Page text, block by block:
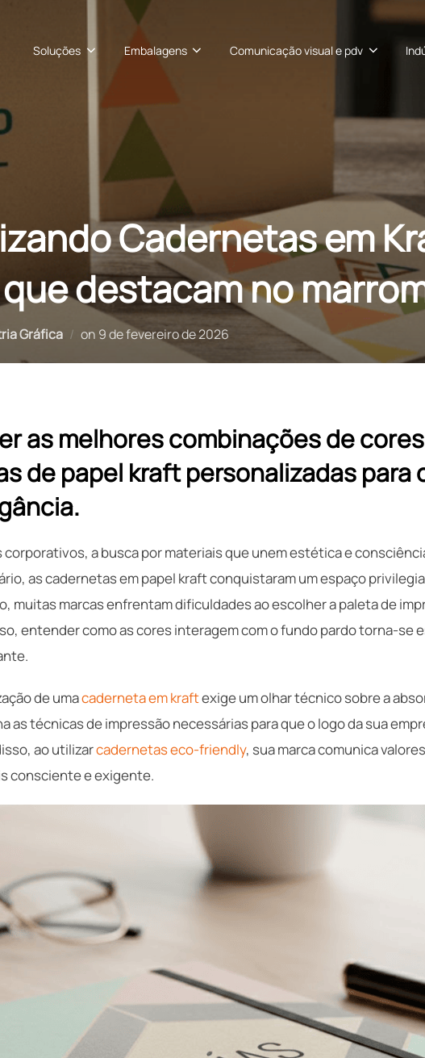
Soluções Embalagens Comunicação visual e pdv
Cadernetas em
destacam no
Gráfica on Postado
9 de fevereiro de 2026
as melhores combinações de
de papel kraft personalizadas
a busca por materiais que unem estética e
as cadernetas em papel kraft conquistaram um espaço
muitas marcas enfrentam dificuldades ao escolher a paleta de
entender como as cores interagem com o fundo pardo torna-se
de umacaderneta em kraftexige um olhar técnico sobre a
as técnicas de impressão necessárias para que o logo da sua
ao utilizarcadernetas eco-friendly, sua marca comunica
consciente e exigente.